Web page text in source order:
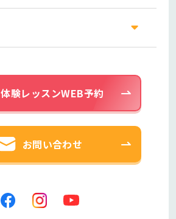
体験レッスンWEB予約
お問い合わせ